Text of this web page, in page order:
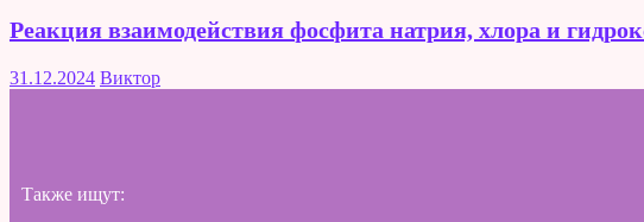
Реакция взаимодействия фосфита натрия, хлора и
31.12.2024 Виктор
Также ищут: